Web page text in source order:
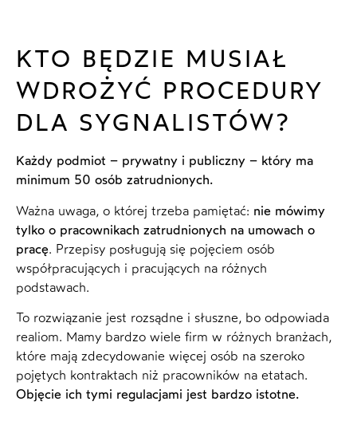
KTO BĘDZIE MUSIAŁ
WDROŻYĆ PROCEDURY
DLA SYGNALISTÓW?
Każdy podmiot – prywatny i publiczny – który ma
minimum 50 osób zatrudnionych.
Ważna uwaga, o której trzeba pamiętać: nie mówimy
tylko o pracownikach zatrudnionych na umowach o
pracę. Przepisy posługują się pojęciem osób
współpracujących i pracujących na różnych
podstawach.
To rozwiązanie jest rozsądne i słuszne, bo odpowiada
realiom. Mamy bardzo wiele firm w różnych branżach,
które mają zdecydowanie więcej osób na szeroko
pojętych kontraktach niż pracowników na etatach.
Objęcie ich tymi regulacjami jest bardzo istotne.